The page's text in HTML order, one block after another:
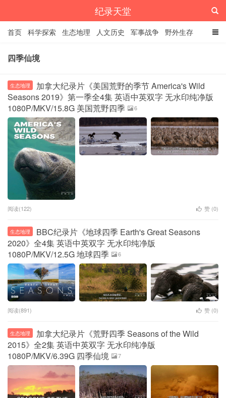
纪录天堂
首页 科学探索 生态地理 人文历史 军事战争 野外生存
经典纪录
四季仙境
生态地理
加拿大纪录片《美国荒野的季节 America's Wild
Seasons 2019》第一季全4集 英语中英双字 无水印纯净版
1080P/MKV/15.8G 美国荒野四季
6
阅读(122) 赞 (0)
生态地理
BBC纪录片《地球四季 Earth's Great Seasons
2020》全4集 英语中英双字 无水印纯净版
1080P/MKV/12.5G 地球四季
6
阅读(891) 赞 (0)
生态地理
加拿大纪录片《荒野四季 Seasons of the Wild
2015》全2集 英语中英双字 无水印纯净版
1080P/MKV/6.39G 四季仙境
7